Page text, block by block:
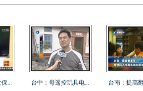
... 台中：母遥控玩具电... 台南：提高